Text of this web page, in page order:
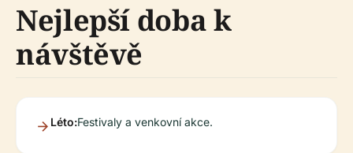
Nejlepší doba k
návštěvě
Léto:Festivaly a venkovní akce.